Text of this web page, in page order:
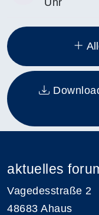
Insgesamt gibt
aktuelles
Vagedesstraße 2
48683 Ahaus